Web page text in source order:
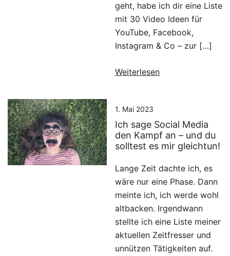
geht, habe ich dir eine Liste
mit 30 Video Ideen für
YouTube, Facebook,
Instagram & Co – zur […]
Weiterlesen
1. Mai 2023
Ich sage Social Media
den Kampf an – und du
solltest es mir gleichtun!
Lange Zeit dachte ich, es
wäre nur eine Phase. Dann
meinte ich, ich werde wohl
altbacken. Irgendwann
stellte ich eine Liste meiner
aktuellen Zeitfresser und
unnützen Tätigkeiten auf.